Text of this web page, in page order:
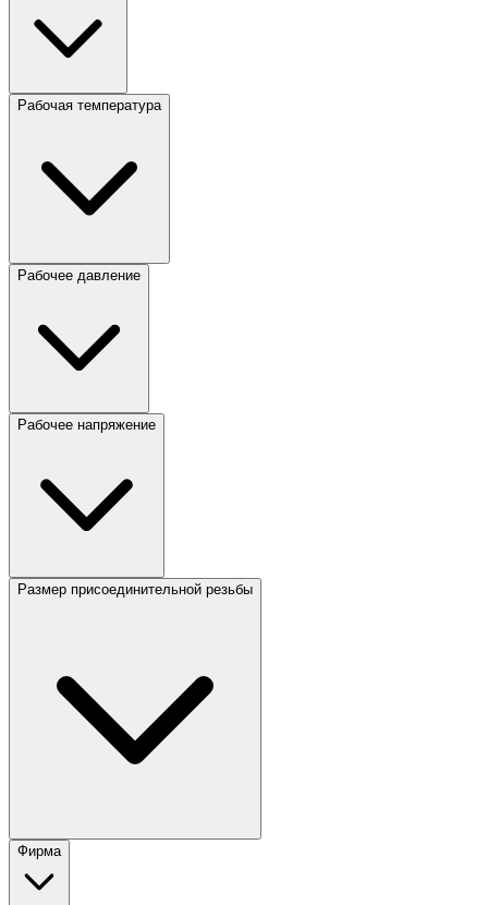
Рабочая температура
Рабочее давление
Рабочее напряжение
Размер присоединительной резьбы
Фирма